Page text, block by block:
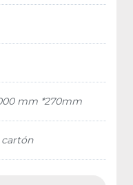
mm *270mm
cartón